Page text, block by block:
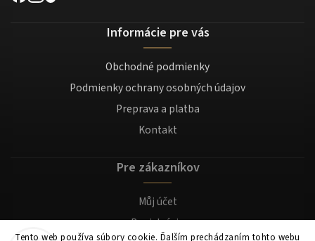
Tento web používa súbory cookie. Ďalším prechádzaním tohto webu
Informácie pre vás
Obchodné podmienky
Podmienky ochrany osobných údajov
Preprava a platba
Kontakt
Pre zákazníkov
Můj účet
Registrácia